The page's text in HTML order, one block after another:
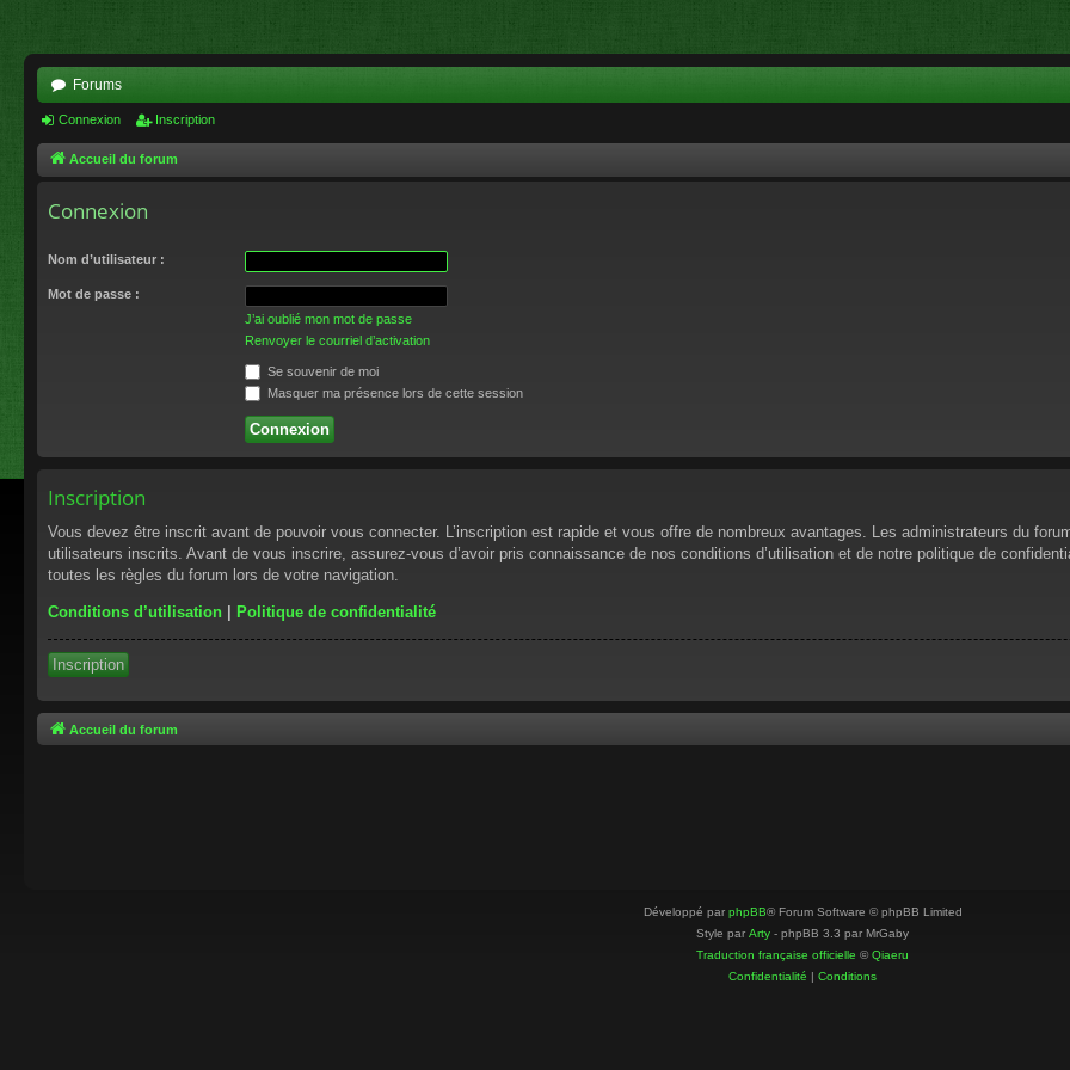
Forums
Connexion Inscription
Accueil du forum
Connexion
Nom d’utilisateur :
Mot de passe :
J’ai oublié mon mot de passe
Renvoyer le courriel d’activation
Se souvenir de moi
Masquer ma présence lors de cette session
Inscription
Vous devez être inscrit avant de pouvoir vous connecter. L’inscription est rapide et vous offre de nombreux avantages. Les administrateurs du
utilisateurs inscrits. Avant de vous inscrire, assurez-vous d’avoir pris connaissance de nos conditions d’utilisation et de notre politique de
toutes les règles du forum lors de votre navigation.
Conditions d’utilisation | Politique de confidentialité
Inscription
Accueil du forum
Développé par phpBB® Forum Software © phpBB Limited
Style par Arty - phpBB 3.3 par MrGaby
Traduction française officielle ©Qiaeru
Confidentialité | Conditions